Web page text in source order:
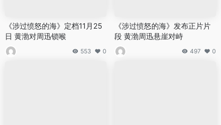
《涉过愤怒的海》定档11月25
日 黄渤对周迅锁喉
553 0
《涉过愤怒的海》发布正片片
段 黄渤周迅悬崖对峙
497 0